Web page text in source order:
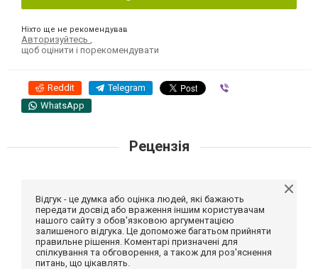
Ніхто ще не рекомендував
Авторизуйтесь
щоб оцінити і порекомендувати
Reddit Telegram
WhatsApp
Рецензія
Відгук - це думка або оцінка людей, які бажають
передати досвід або враження іншим користувачам
нашого сайту з обов'язковою аргументацією
залишеного відгука. Це допоможе багатьом прийняти
правильне рішення. Коментарі призначені для
спілкування та обговорення, а також для роз'яснення
питань, що цікавлять.